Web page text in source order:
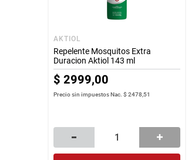
AKTIOL
Repelente Mosquitos Extra
Duracion Aktiol 143 ml
$ 2999,00
Precio sin impuestos Nac.$ 2478,51